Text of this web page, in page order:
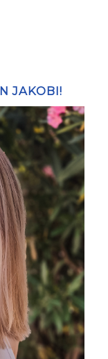
JAKOBI!